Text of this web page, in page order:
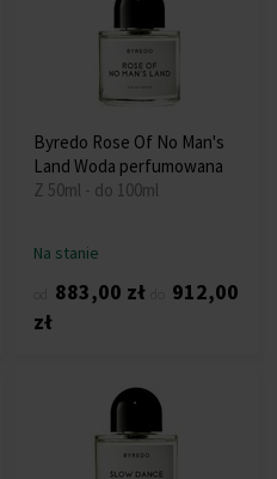
Byredo Rose Of No Man's
Land Woda perfumowana
Z 50ml - do 100ml
Na stanie
883,00 zł
912,00
zł